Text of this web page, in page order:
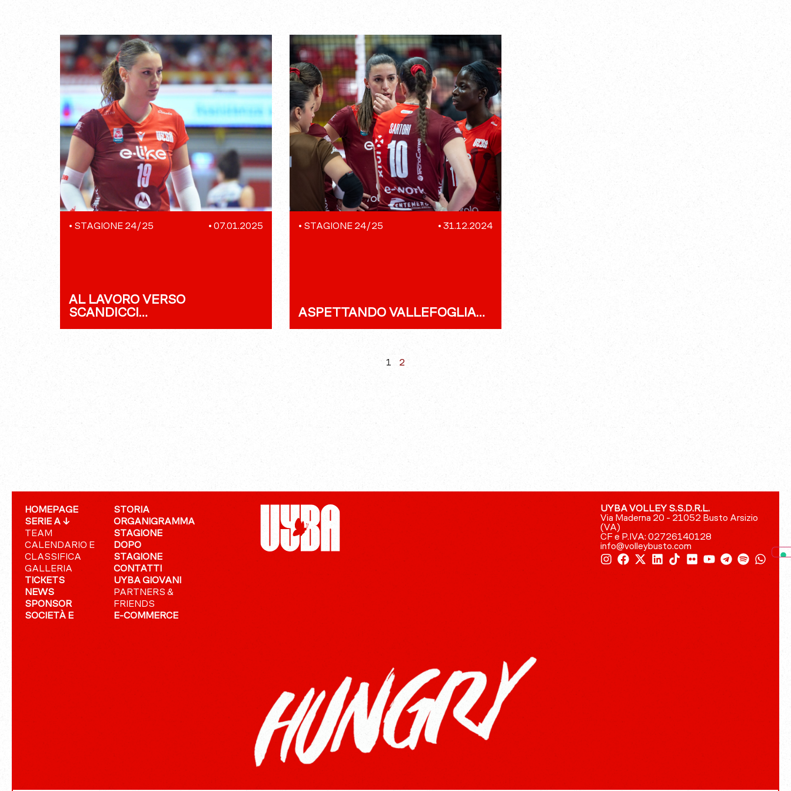
• STAGIONE 24/25 • 07.01.2025
AL LAVORO VERSO
SCANDICCI…
• STAGIONE 24/25 • 31.12.2024
ASPETTANDO VALLEFOGLIA…
1 2
HOMEPAGE
SERIE A ↓
TEAM
CALENDARIO E
CLASSIFICA
GALLERIA
TICKETS
NEWS
SPONSOR
SOCIETÀ E
STORIA
ORGANIGRAMMA
STAGIONE
DOPO
STAGIONE
CONTATTI
UYBA GIOVANI
PARTNERS &
FRIENDS
E-COMMERCE
UYBA VOLLEY S.S.D.R.L.
Via Maderna 20 - 21052 Busto Arsizio
(VA)
CF e P.IVA: 02726140128
info@volleybusto.com